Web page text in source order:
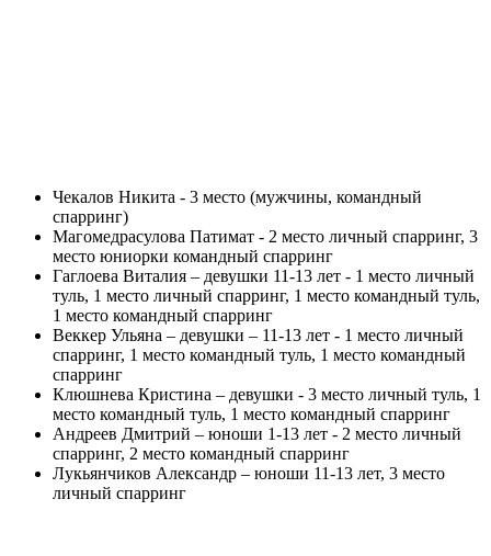
Чекалов Никита - 3 место (мужчины, командный
спарринг)
Магомедрасулова Патимат - 2 место личный спарринг, 3
место юниорки командный спарринг
Гаглоева Виталия – девушки 11-13 лет - 1 место личный
туль, 1 место личный спарринг, 1 место командный туль,
1 место командный спарринг
Веккер Ульяна – девушки – 11-13 лет - 1 место личный
спарринг, 1 место командный туль, 1 место командный
спарринг
Клюшнева Кристина – девушки - 3 место личный туль, 1
место командный туль, 1 место командный спарринг
Андреев Дмитрий – юноши 1-13 лет - 2 место личный
спарринг, 2 место командный спарринг
Лукьянчиков Александр – юноши 11-13 лет, 3 место
личный спарринг